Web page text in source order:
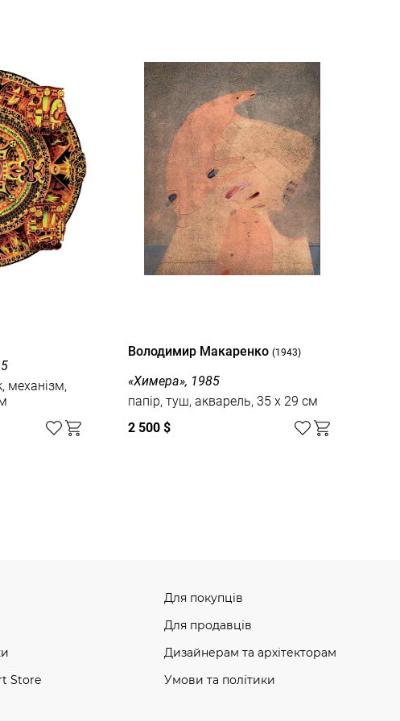
механізм,
Володимир Макаренко (1943)
«Химера», 1985
папір, туш, акварель, 35 x 29 см
2 500 $
Store
Для покупців
Для продавців
Дизайнерам та архітекторам
Умови та політики